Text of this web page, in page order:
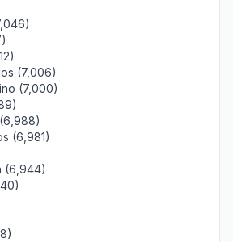
(7,006)
(7,000)
(6,981)
(6,944)